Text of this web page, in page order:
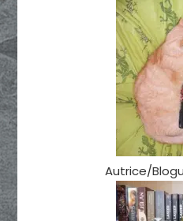
Autrice/